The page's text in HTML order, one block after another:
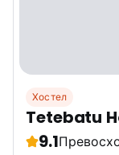
Хостел
Tetebatu
9.1